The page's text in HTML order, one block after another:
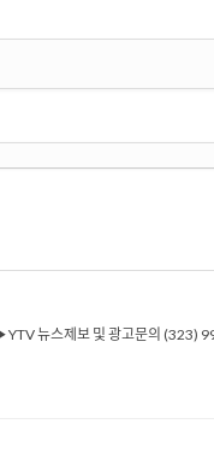
뉴스제보 및 광고문의 (323)